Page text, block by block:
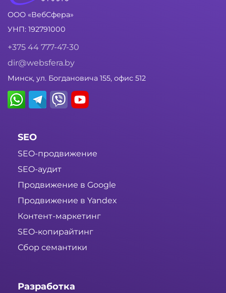
ООО «ВебСфера»
УНП: 192791000
+375 44 777-47-30
dir@websfera.by
Минск, ул. Богдановича 155, офис 512
SEO
SEO-продвижение
SEO-аудит
Продвижение в Google
Продвижение в Yandex
Контент-маркетинг
SEO-копирайтинг
Сбор семантики
Разработка